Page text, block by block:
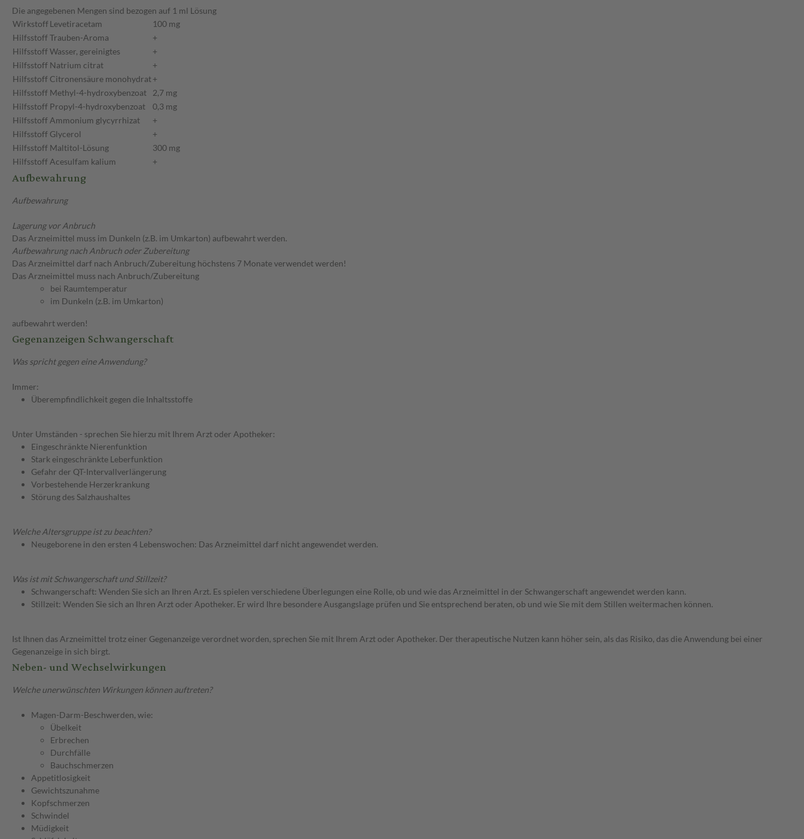
Die angegebenen Mengen sind bezogen auf 1 ml Lösung
WirkstoffLevetiracetam
100 mg
HilfsstoffTrauben-Aroma
+
HilfsstoffWasser, gereinigtes
+
Hilfsstoff Natrium citrat
+
Hilfsstoff Citronensäure monohydrat+
Hilfsstoff Methyl-4-hydroxybenzoat
2,7 mg
Hilfsstoff Propyl-4-hydroxybenzoat
0,3 mg
Hilfsstoff Ammonium glycyrrhizat
+
Hilfsstoff Glycerol
+
Hilfsstoff Maltitol-Lösung
300 mg
Hilfsstoff Acesulfam kalium +
Aufbewahrung
Aufbewahrung
Lagerung vor Anbruch
Das Arzneimittel muss im Dunkeln (z.B. im Umkarton) aufbewahrt werden.
Aufbewahrung nach Anbruch oder Zubereitung
Das Arzneimittel darf nach Anbruch/Zubereitung höchstens 7 Monate verwendet werden!
Das Arzneimittel muss nach Anbruch/Zubereitung
bei Raumtemperatur
im Dunkeln (z.B. im Umkarton)
aufbewahrt werden!
Gegenanzeigen Schwangerschaft
Was spricht gegen eine Anwendung?
Immer:
Überempfindlichkeit gegen die Inhaltsstoffe
Unter Umständen - sprechen Sie hierzu mit Ihrem Arzt oder Apotheker:
Eingeschränkte Nierenfunktion
Stark eingeschränkte Leberfunktion
Gefahr der QT-Intervallverlängerung
Vorbestehende Herzerkrankung
Störung des Salzhaushaltes
Welche Altersgruppe ist zu beachten?
Neugeborene in den ersten 4 Lebenswochen: Das Arzneimittel darf nicht angewendet werden.
Was ist mit Schwangerschaft und Stillzeit?
Schwangerschaft: Wenden Sie sich an Ihren Arzt. Es spielen verschiedene Überlegungen eine Rolle, ob und wie das Arzneimittel in der Schwangerschaft angewendet werden kann.
Stillzeit: Wenden Sie sich an Ihren Arzt oder Apotheker. Er wird Ihre besondere Ausgangslage prüfen und Sie entsprechend beraten, ob und wie Sie mit dem Stillen weitermachen können.
Ist Ihnen das Arzneimittel trotz einer Gegenanzeige verordnet worden, sprechen Sie mit Ihrem Arzt oder Apotheker. Der therapeutische Nutzen kann höher sein, als das Risiko, das die Anwendung bei einer
Gegenanzeige in sich birgt.
Neben- und Wechselwirkungen
Welche unerwünschten Wirkungen können auftreten?
Magen-Darm-Beschwerden, wie:
Übelkeit
Erbrechen
Durchfälle
Bauchschmerzen
Appetitlosigkeit
Gewichtszunahme
Kopfschmerzen
Schwindel
Müdigkeit